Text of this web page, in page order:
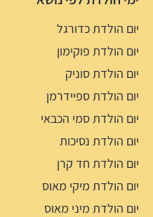
יום הולדת כדורגל
יום הולדת פוקימון
יום הולדת סוניק
יום הולדת ספיידרמן
יום הולדת סמי הכבאי
יום הולדת נסיכות
יום הולדת חד קרן
יום הולדת מיקי מאוס
יום הולדת מיני מאוס